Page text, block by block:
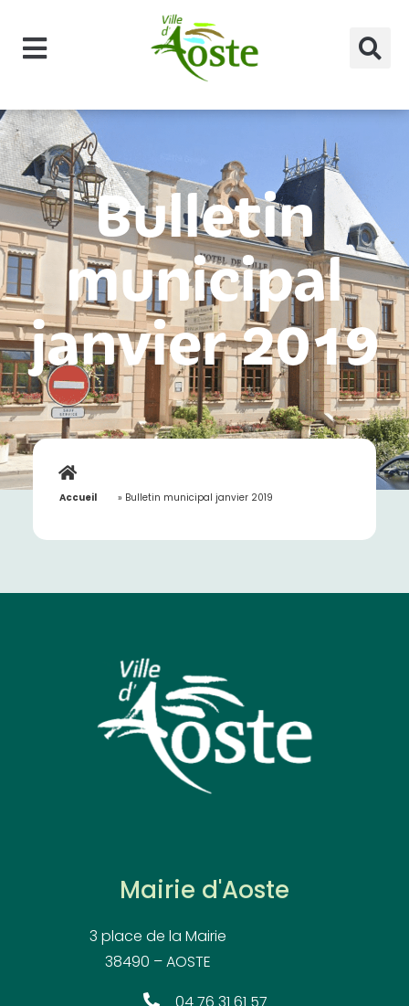
Bulletin
municipal
janvier 2019
Accueil » Bulletin municipal janvier 2019
Mairie d'Aoste
3 place de la Mairie
38490 – AOSTE
04 76 31 61 57